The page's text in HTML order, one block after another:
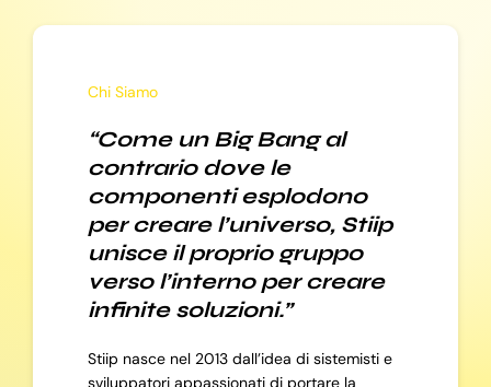
Chi Siamo
“Come un Big Bang al
contrario dove le
componenti esplodono
per creare l’universo, Stiip
unisce il proprio gruppo
verso l’interno per creare
infinite soluzioni.”
Stiip nasce nel 2013 dall’idea di sistemisti e
sviluppatori appassionati di portare la